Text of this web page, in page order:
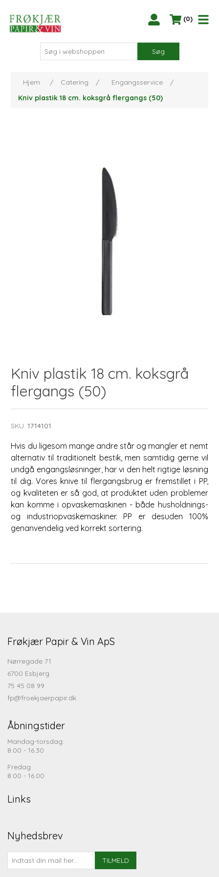
(0)
Søg
Hjem / Catering / Engangsservice
/
Kniv plastik 18 cm. koksgrå flergangs (50)
Kniv plastik 18 cm. koksgrå
flergangs (50)
SKU: 1714101
Hvis du ligesom mange andre står og mangler et nemt
alternativ til traditionelt bestik, men samtidig gerne vil
undgå engangsløsninger, har vi den helt rigtige løsning
til dig. Vores knive til flergangsbrug er fremstillet i PP,
og kvaliteten er så god, at produktet uden problemer
kan komme i opvaskemaskinen - både husholdnings-
og industriopvaskemaskiner. PP er desuden 100%
genanvendelig ved korrekt sortering.
Frøkjær Papir & Vin ApS
Nørregade 71
6700 Esbjerg
75 45 08 99
fp@froekjaerpapir.dk
Åbningstider
Mandag-torsdag:
8.00 - 16.30
Fredag
8.00 - 16.00
Links
Nyhedsbrev
TILMELD